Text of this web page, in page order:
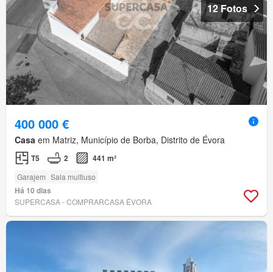
12 Fotos
400 000 €
Casa em Matriz, Município de Borba, Distrito de Évora
T5 2 441 m²
Garajem Sala multiuso
Há 10 dias
SUPERCASA - COMPRARCASA ÉVORA